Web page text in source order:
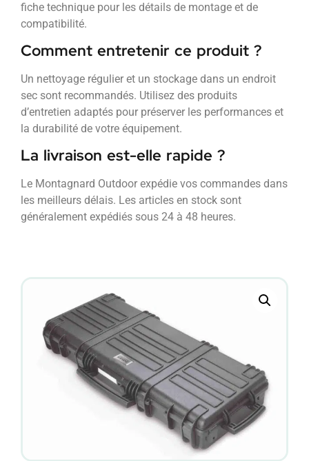
fiche technique pour les détails de montage et de
compatibilité.
Comment entretenir ce produit ?
Un nettoyage régulier et un stockage dans un endroit
sec sont recommandés. Utilisez des produits
d’entretien adaptés pour préserver les performances et
la durabilité de votre équipement.
La livraison est-elle rapide ?
Le Montagnard Outdoor expédie vos commandes dans
les meilleurs délais. Les articles en stock sont
généralement expédiés sous 24 à 48 heures.